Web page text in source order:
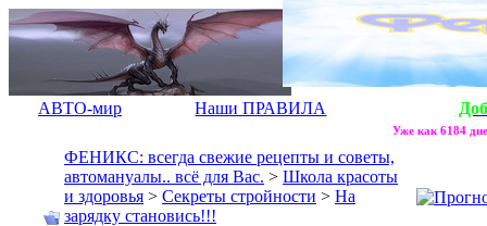
АВТО-мир Наши ПРАВИЛА
Уже как 6184
ФЕНИКС: всегда свежие рецепты и советы,
автомануалы.. всё для Вас. > Школа красоты
и здоровья > Секреты стройности > На
зарядку становись!!!